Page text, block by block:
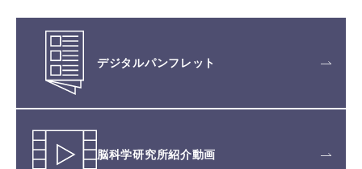
デジタルパンフレット
脳科学研究所紹介動画